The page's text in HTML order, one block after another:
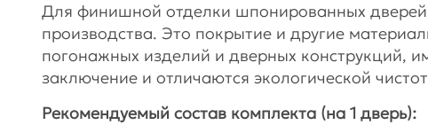
Для финишной отделки шпонированных дверей
производства. Это покрытие и другие
погонажных изделий и дверных конструкций,
заключение и отличаются экологической
Рекомендуемый состав комплекта (на 1 дверь):